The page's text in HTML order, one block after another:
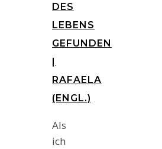
DES
LEBENS
GEFUNDEN
|
RAFAELA
(ENGL.)
Als
ich